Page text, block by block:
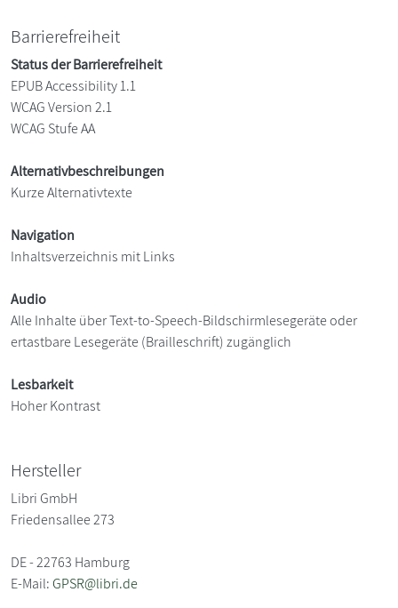
Barrierefreiheit
Status der Barrierefreiheit
EPUB Accessibility 1.1
WCAG Version 2.1
WCAG Stufe AA
Alternativbeschreibungen
Kurze Alternativtexte
Navigation
Inhaltsverzeichnis mit Links
Audio
Alle Inhalte über Text-to-Speech-Bildschirmlesegeräte oder
ertastbare Lesegeräte (Brailleschrift) zugänglich
Lesbarkeit
Hoher Kontrast
Hersteller
Libri GmbH
Friedensallee 273
DE - 22763 Hamburg
E-Mail:GPSR@libri.de